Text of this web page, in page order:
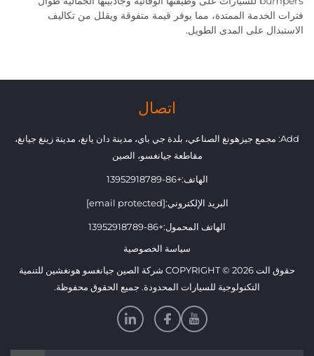
فترات الخدمة الممتدة، مما يوفر قيمة متفوقة ويقلل من تكاليف
الاستبدال على المدى الطويل.
اتصال
Add: مجمع جيزهونغ الصناعي، بلدة جي باي، مدينة دان يانغ، مدينة زينغ جيانغ،
مقاطعة جيانغسو، الصين
الهاتف:+86-13952918789
البريد الإلكتروني:[email protected]
الهاتف المحمول:+86-13952918789
سياسة الخصوصية
حقوق الت COPYRIGHT © 2026 شركة الصين جيانغسو هونغشين للتنمية
التكنولوجية للسيارات المحدودة. جميع الحقوق محفوظة.